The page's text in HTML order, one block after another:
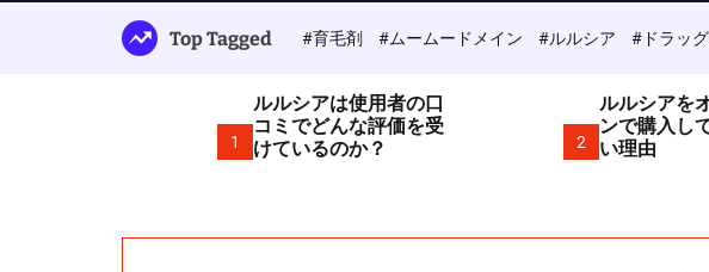
Top Tagged #育毛剤 #ムームードメイン #ルルシア #ドラッ
1
ルルシアは使用者の口
コミでどんな評価を受
けているのか？
2
ルルシアを
ンで購入し
い理由